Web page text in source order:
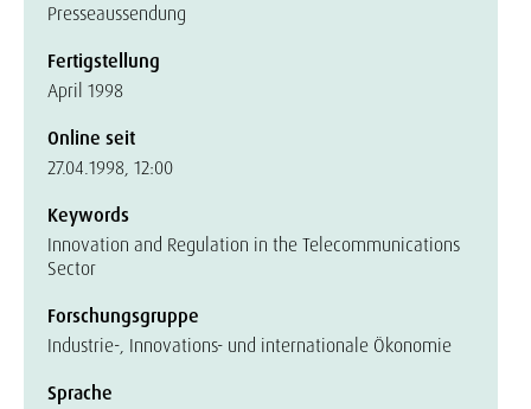
Presseaussendung
Fertigstellung
April 1998
Online seit
27.04.1998, 12:00
Keywords
Innovation and Regulation in the Telecommunications
Sector
Forschungsgruppe
Industrie-, Innovations- und internationale Ökonomie
Sprache